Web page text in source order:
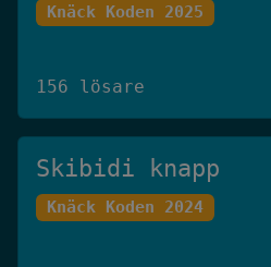
Knäck Koden 2025
156 lösare
Skibidi knapp
Knäck Koden 2024